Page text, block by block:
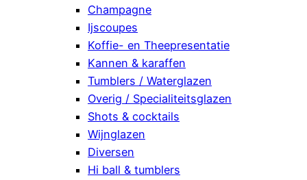
Champagne
Ijscoupes
Koffie- en Theepresentatie
Kannen & karaffen
Tumblers / Waterglazen
Overig / Specialiteitsglazen
Shots & cocktails
Wijnglazen
Diversen
Hi ball & tumblers